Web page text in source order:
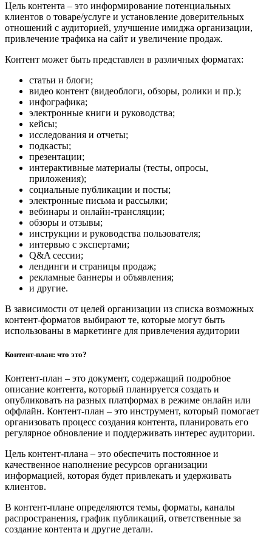
Цель контента – это информирование потенциальных
клиентов о товаре/услуге и установление доверительных
отношений с аудиторией, улучшение имиджа организации,
привлечение трафика на сайт и увеличение продаж.
Контент может быть представлен в различных форматах:
статьи и блоги;
видео контент (видеоблоги, обзоры, ролики и пр.);
инфографика;
электронные книги и руководства;
кейсы;
исследования и отчеты;
подкасты;
презентации;
интерактивные материалы (тесты, опросы,
приложения);
социальные публикации и посты;
электронные письма и рассылки;
вебинары и онлайн-трансляции;
обзоры и отзывы;
инструкции и руководства пользователя;
интервью с экспертами;
Q&A сессии;
лендинги и страницы продаж;
рекламные баннеры и объявления;
и другие.
В зависимости от целей организации из списка возможных
контент-форматов выбирают те, которые могут быть
использованы в маркетинге для привлечения аудитории
Контент-план: что это?
Контент-план – это документ, содержащий подробное
описание контента, который планируется создать и
опубликовать на разных платформах в режиме онлайн или
оффлайн. Контент-план – это инструмент, который помогает
организовать процесс создания контента, планировать его
регулярное обновление и поддерживать интерес аудитории.
Цель контент-плана – это обеспечить постоянное и
качественное наполнение ресурсов организации
информацией, которая будет привлекать и удерживать
клиентов.
В контент-плане определяются темы, форматы, каналы
распространения, график публикаций, ответственные за
создание контента и другие детали.